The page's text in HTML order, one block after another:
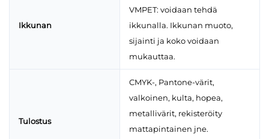
Ikkunan
VMPET: voidaan tehdä
ikkunalla. Ikkunan muoto,
sijainti ja koko voidaan
mukauttaa.
Tulostus
CMYK-, Pantone-värit,
valkoinen, kulta, hopea,
metallivärit, rekisteröity
mattapintainen jne.